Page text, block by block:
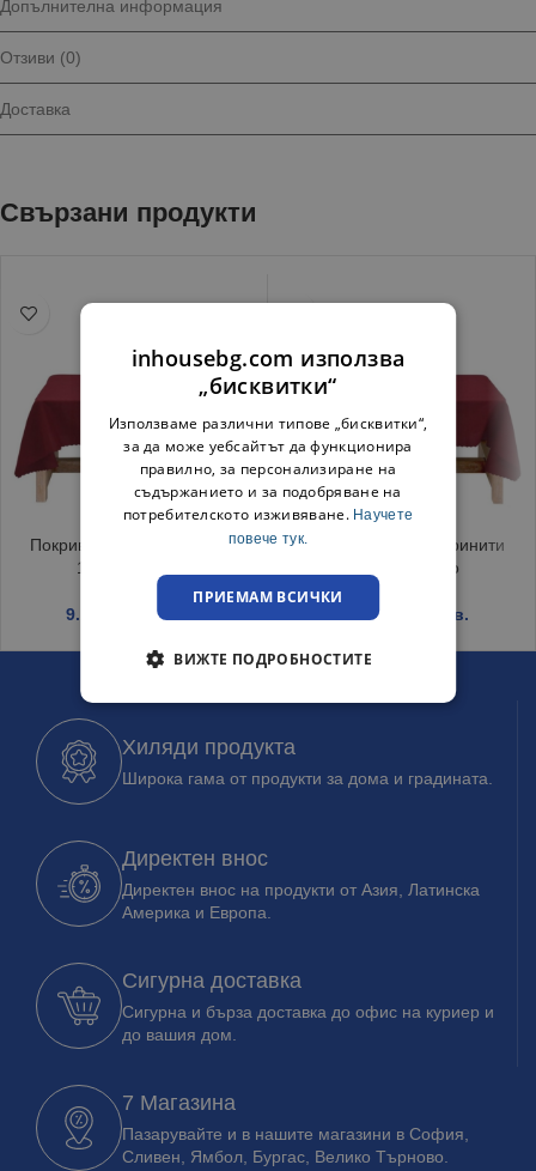
Допълнителна информация
Отзиви (0)
Доставка
Свързани продукти
Покривка за маса Тринити
150/220 Бордо
9.19 / 17.97 лв.
Покривка за маса Тринити
120/150 Бордо
€ / 12.62 лв.
Хиляди продукта
Широка гама от продукти за дома и градината.
Директен внос
Директен внос на продукти от Азия, Латинска
Америка и Европа.
Сигурна доставка
Сигурна и бърза доставка до офис на куриер и
до вашия дом.
7 Магазина
Пазарувайте и в нашите магазини в София,
Сливен, Ямбол, Бургас, Велико Търново.
inhousebg.com използва
„бисквитки“
Използваме различни типове „бисквитки“,
за да може уебсайтът да функционира
правилно, за персонализиране на
съдържанието и за подобряване на
потребителското изживяване. Научете
повече тук.
ПРИЕМАМ ВСИЧКИ
ВИЖТЕ ПОДРОБНОСТИТЕ